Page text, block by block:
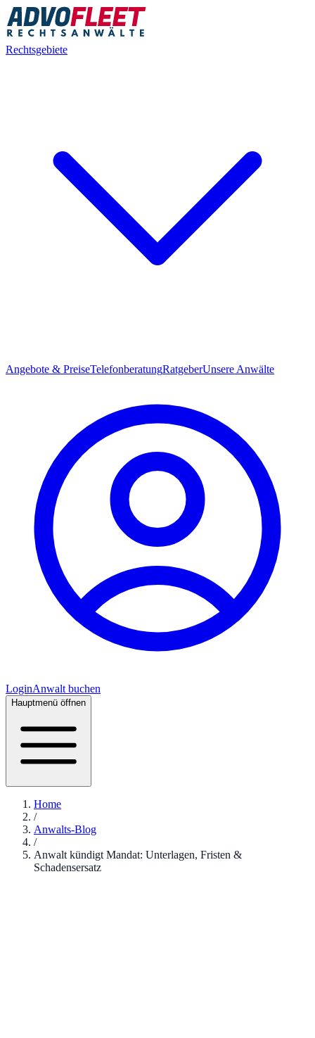
Rechtsgebiete
Angebote & PreiseTelefonberatungRatgeberUnsere Anwälte
LoginAnwalt buchen
Hauptmenü öffnen
Home
/
Anwalts-Blog
/
Anwalt kündigt Mandat: Unterlagen, Fristen &
Schadensersatz